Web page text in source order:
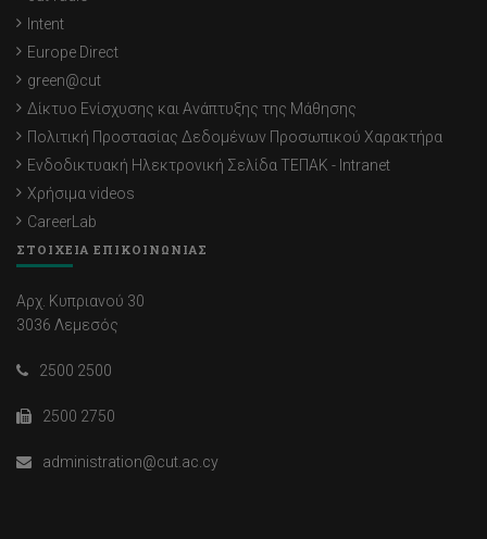
Intent
Europe Direct
green@cut
Δίκτυο Ενίσχυσης και Ανάπτυξης της Μάθησης
Πολιτική Προστασίας Δεδομένων Προσωπικού Χαρακτήρα
Ενδοδικτυακή Ηλεκτρονική Σελίδα ΤΕΠΑΚ - Intranet
Χρήσιμα videos
CareerLab
ΣΤΟΙΧΕΙΑ ΕΠΙΚΟΙΝΩΝΙΑΣ
Αρχ. Κυπριανού 30
3036 Λεμεσός
2500 2500
2500 2750
administration@cut.ac.cy